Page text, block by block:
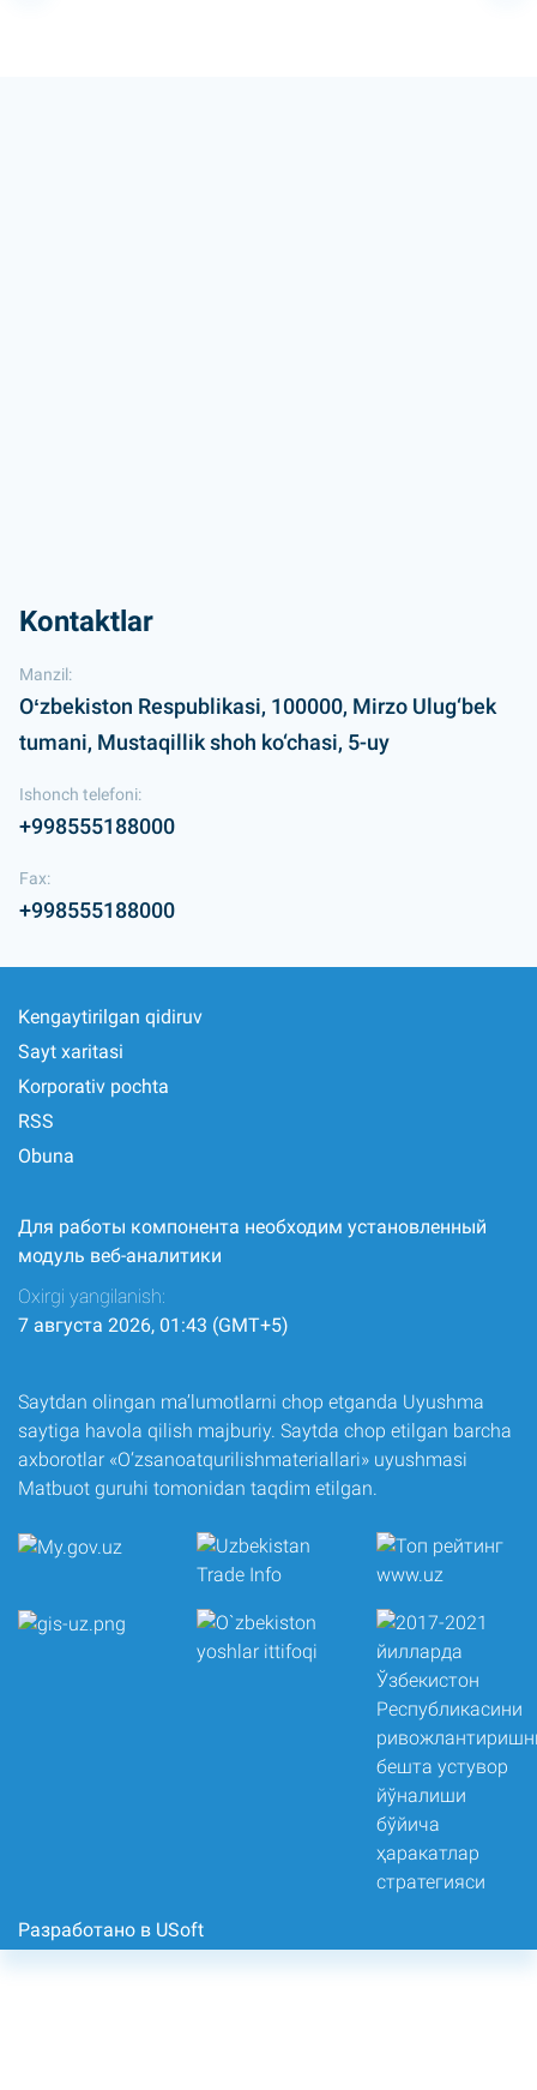
Kontaktlar
Manzil:
Oʻzbekiston Respublikasi, 100000, Mirzo Ulug‘bek
tumani, Mustaqillik shoh ko‘chasi, 5-uy
Ishonch telefoni:
+998555188000
Fax:
+998555188000
Kengaytirilgan qidiruv
Sayt xaritasi
Korporativ pochta
RSS
Obuna
Для работы компонента необходим установленный
модуль веб-аналитики
Oxirgi yangilanish:
7 августа 2026, 01:43 (GMT+5)
Saytdan olingan ma’lumotlarni chop etganda Uyushma
saytiga havola qilish majburiy. Saytda chop etilgan barcha
axborotlar «O‘zsanoatqurilishmateriallari» uyushmasi
Matbuot guruhi tomonidan taqdim etilgan.
Разработано в USoft